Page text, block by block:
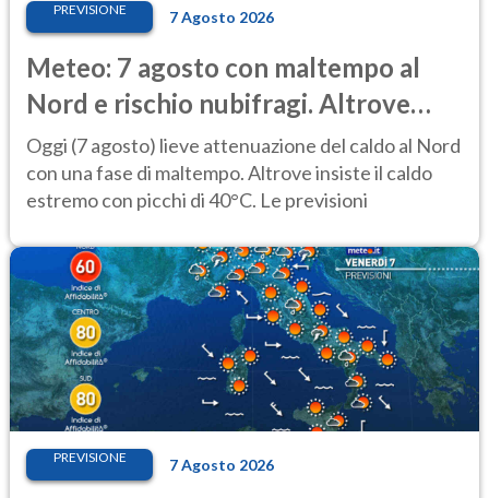
PREVISIONE 7 Agosto 2026
Meteo: 7 agosto con maltempo al
Nord e rischio nubifragi. Altrove
caldo estremo
Oggi (7 agosto) lieve attenuazione del caldo al Nord
con una fase di maltempo. Altrove insiste il caldo
estremo con picchi di 40°C. Le previsioni
PREVISIONE 7 Agosto 2026